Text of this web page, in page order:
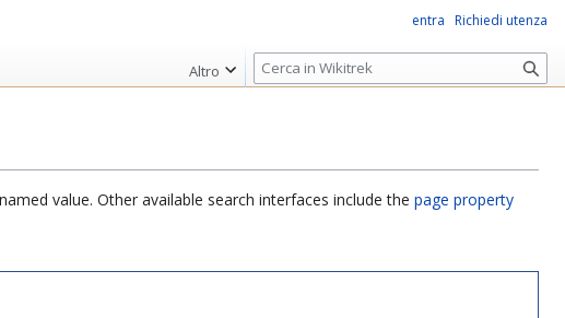
value. Other available search interfaces include the page property
entra Richiedi utenza
Altro
R
i
r
c